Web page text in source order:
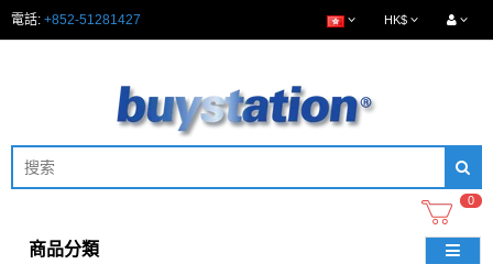
電話: +852-51281427 HK$
0
商品分類